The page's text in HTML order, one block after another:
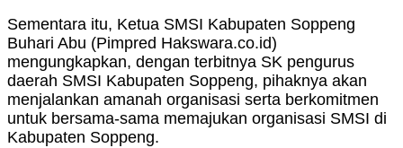
Sementara itu, Ketua SMSI Kabupaten Soppeng
Buhari Abu (Pimpred Hakswara.co.id)
mengungkapkan, dengan terbitnya SK pengurus
daerah SMSI Kabupaten Soppeng, pihaknya akan
menjalankan amanah organisasi serta berkomitmen
untuk bersama-sama memajukan organisasi SMSI di
Kabupaten Soppeng.